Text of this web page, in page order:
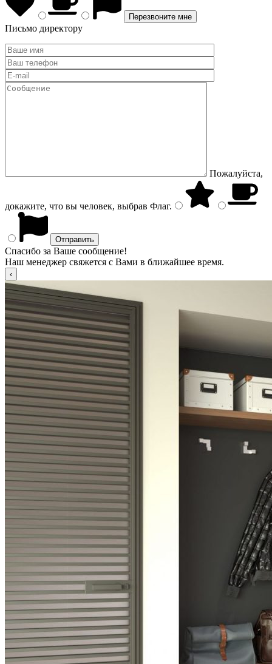
Письмо директору
Пожалуйста,
докажите, что вы человек, выбрав Флаг.
Спасибо за Ваше сообщение!
Наш менеджер свяжется с Вами в ближайшее время.